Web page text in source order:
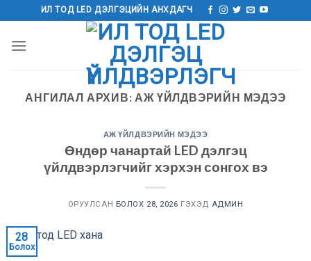
руу
алгасах
ИЛ ТОД LED ДЭЛГЭЦИЙН АНХДАГЧ
АНГИЛАЛ АРХИВ: АЖ ҮЙЛДВЭРИЙН МЭДЭЭ
АЖ ҮЙЛДВЭРИЙН МЭДЭЭ
Өндөр чанартай LED дэлгэц
үйлдвэрлэгчийг хэрхэн сонгох вэ
ОРУУЛСАН БОЛОХ 28, 2026 ГЭХЭД АДМИН
28
Болох